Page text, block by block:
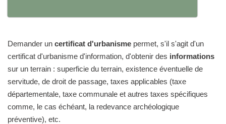
Demander un certificat d'urbanisme permet, s'il s'agit d'un
certificat d'urbanisme d'information, d'obtenir des informations
sur un terrain : superficie du terrain, existence éventuelle de
servitude, de droit de passage, taxes applicables (taxe
départementale, taxe communale et autres taxes spécifiques
comme, le cas échéant, la redevance archéologique
préventive), etc.